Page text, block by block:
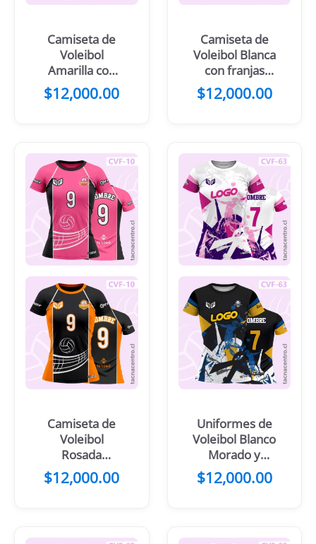
Camiseta de
Voleibol
Amarilla con
negro Pelota y
net
$12,000.00
Camiseta de
Voleibol Blanca
con franjas
azules y diseño
de estrellas
$12,000.00
Camiseta de
Voleibol
Rosada
Costados
Franjas negras
$12,000.00
Uniformes de
Voleibol Blanco
Morado y
detalles
rosados
$12,000.00